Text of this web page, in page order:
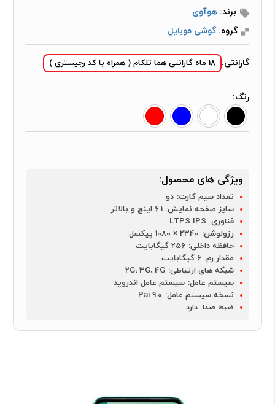
برند: هوآوی
گروه:گوشی موبایل
گارانتی: 18 ماه گارانتی هما تلکام ( همراه با کد رجیستری )
رنگ:
ویژگی های محصول:
تعداد سیم کارت: دو
سایز صفحه نمایش: 6.1 اینچ و بالاتر
فناوری: LTPS IPS
رزولوشن: 2340 × 1080 پیکسل
حافظه داخلی: 256 گیگابایت
مقدار رم: 6 گیگابایت
شبکه های ارتباطی: 2G، 3G، 4G
سیستم عامل: سیستم عامل اندروید
نسخه سیستم عامل: Pai 9.0
ضبط صدا: دارد